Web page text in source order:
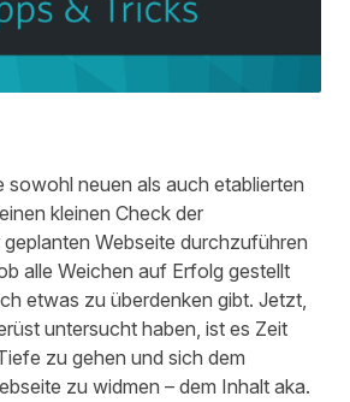
sowohl neuen als auch etablierten
kleinen Check der
Webseite durchzuführen
alle Weichen auf Erfolg gestellt
etwas zu überdenken gibt. Jetzt,
untersucht haben, ist es Zeit
zu gehen und sich dem
zu widmen – dem Inhalt aka.